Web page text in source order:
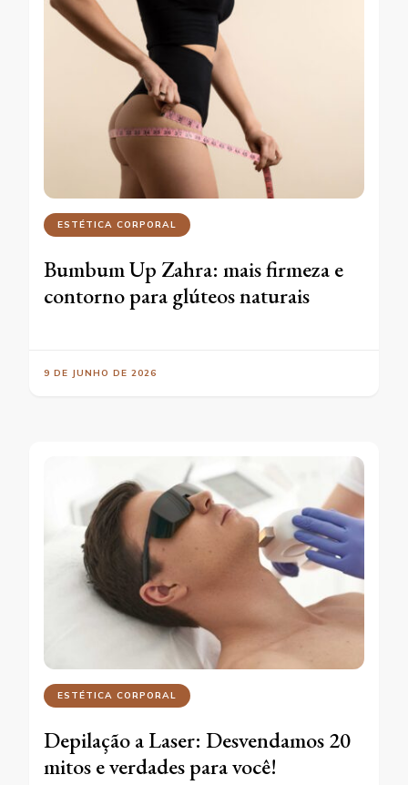
ESTÉTICA CORPORAL
Bumbum Up Zahra: mais firmeza e
contorno para glúteos naturais
9 DE JUNHO DE 2026
ESTÉTICA CORPORAL
Depilação a Laser: Desvendamos 20
mitos e verdades para você!